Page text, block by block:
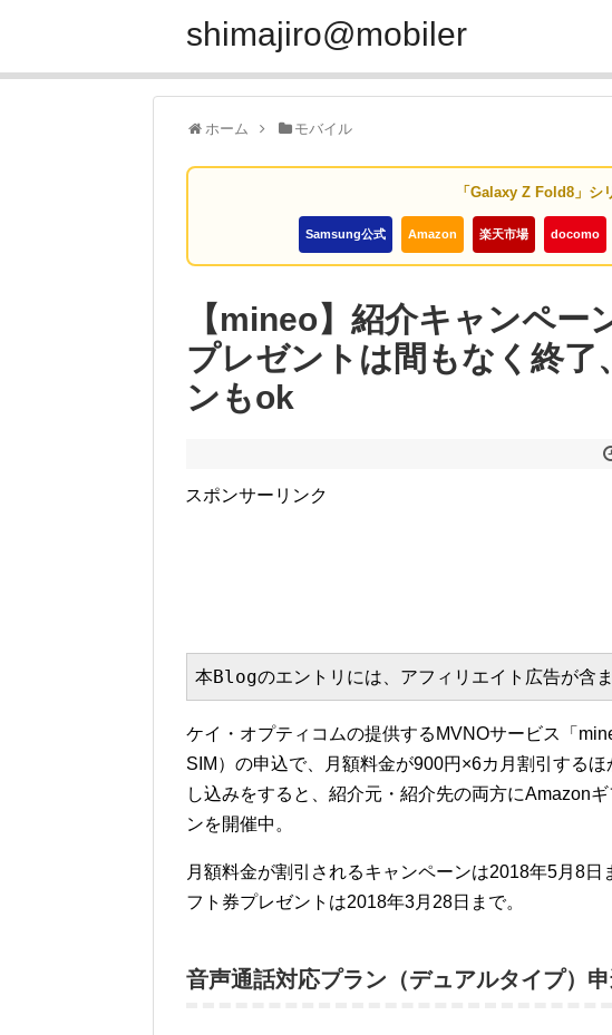
shimajiro@mobiler
ホーム モバイル
「Galaxy Z Fold8」シ
Samsung公式 Amazon 楽天市場 docomo
【mineo】紹介キャンペ
プレゼントは間もなく終了
ンもok
スポンサーリンク
本Blogのエントリには、アフィリエイト広告が含ま
ケイ・オプティコムの提供するMVNOサービス「
SIM）の申込で、月額料金が900円×6カ月割引する
し込みをすると、紹介元・紹介先の両方にAmazon
ンを開催中。
月額料金が割引されるキャンペーンは2018年5月8
フト券プレゼントは2018年3月28日まで。
音声通話対応プラン（デュアルタイプ）